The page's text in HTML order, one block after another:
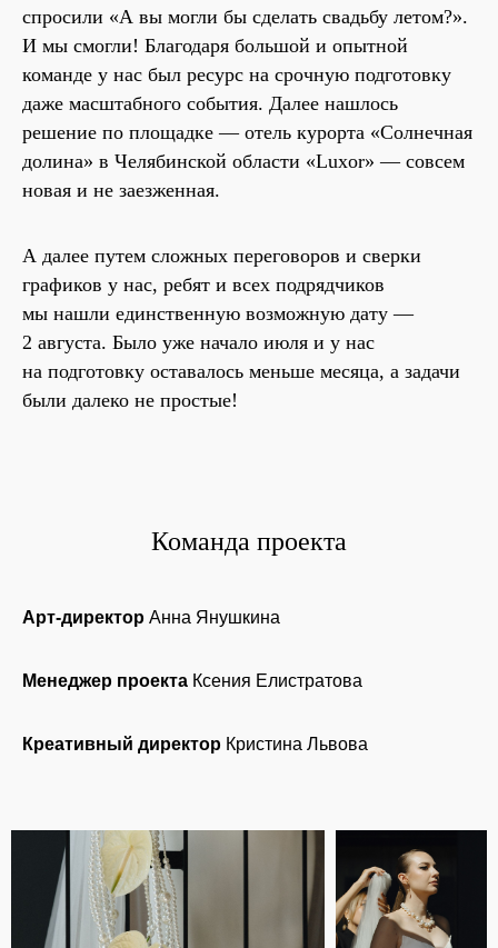
спросили «А вы могли бы сделать свадьбу летом?».
И мы смогли! Благодаря большой и опытной
команде у нас был ресурс на срочную подготовку
даже масштабного события. Далее нашлось
решение по площадке — отель курорта «Солнечная
долина» в Челябинской области «Luxor» — совсем
новая и не заезженная.
А далее путем сложных переговоров и сверки
графиков у нас, ребят и всех подрядчиков
мы нашли единственную возможную дату —
2 августа. Было уже начало июля и у нас
на подготовку оставалось меньше месяца, а задачи
были далеко не простые!
Команда проекта
Арт-директор Анна Янушкина
Менеджер проекта Ксения Елистратова
Креативный директор Кристина Львова